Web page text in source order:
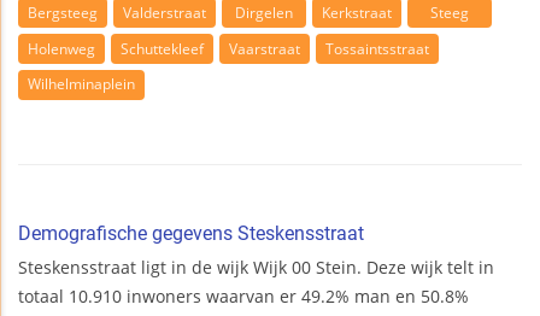
Bergsteeg Valderstraat Dirgelen Kerkstraat
Steeg
Holenweg
Schuttekleef Vaarstraat
Tossaintsstraat
Wilhelminaplein
Demografische gegevens Steskensstraat
Steskensstraat ligt in de wijk Wijk 00 Stein. Deze wijk telt in
totaal 10.910 inwoners waarvan er 49.2% man en 50.8%